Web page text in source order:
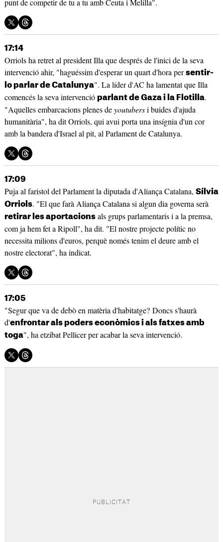
punt de competir de tu a tu amb Ceuta i Melilla".
17:14
Orriols ha retret al president Illa que després de l'inici de la seva
intervenció ahir, "haguéssim d'esperar un quart d'hora persentir-
lo parlar de Catalunya". La líder d'AC ha lamentat que Illa
comencés la seva intervenció parlant de Gaza i la Flotilla.
"Aquelles embarcacions plenes deyoutubersi buides d'ajuda
humanitària", ha dit Orriols, qui avui porta una insígnia d'un cor
amb la bandera d'Israel al pit, al Parlament de Catalunya.
17:09
Puja al faristol del Parlament la diputada d'Aliança Catalana, Sílvia
Orriols. "El que farà Aliança Catalana si algun dia governa serà
retirar les aportacionsals grups parlamentaris i a la premsa,
com ja hem fet a Ripoll", ha dit. "El nostre projecte polític no
necessita milions d'euros, perquè només tenim el deure amb el
nostre electorat", ha indicat.
17:05
"Segur que va de debò en matèria d'habitatge? Doncs s'haurà
d'enfrontar als poders econòmics i als fatxes amb
toga", ha etzibat Pellicer per acabar la seva intervenció.